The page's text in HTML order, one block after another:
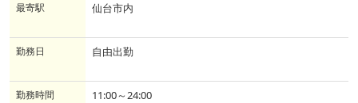
最寄駅 仙台市内
勤務日 自由出勤
勤務時間 11:00～24:00